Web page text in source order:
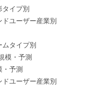
イプ別
ユーザー産業別
タイプ別
模・予測
・予測
ユーザー産業別